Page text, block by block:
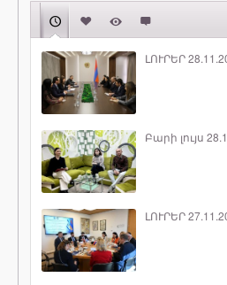
ԼՈՒՐԵՐ
Բարի լույս
ԼՈՒՐԵՐ